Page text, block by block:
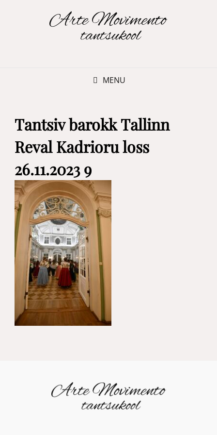
MENU
Tantsiv barokk Tallinn
Reval Kadrioru loss
26.11.2023 9